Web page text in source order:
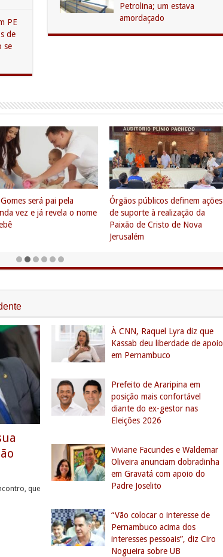
PE
de
se
Petrolina; um estava
amordaçado
político sociocultural
de personalidades e
de Petrolina
Pedro Kaio, de Cabrobó, dança
ao lado de Anitta no ‘Ensaio de
Carnaval’ em Fortaleza
que
À CNN, Raquel Lyra diz que
Kassab deu liberdade de apoio
em Pernambuco
Prefeito de Araripina em
posição mais confortável
diante do ex-gestor nas
Eleições 2026
Viviane Facundes e Waldemar
Oliveira anunciam dobradinha
em Gravatá com apoio do
Padre Joselito
“Vão colocar o interesse de
Pernambuco acima dos
interesses pessoais”, diz Ciro
Nogueira sobre UB